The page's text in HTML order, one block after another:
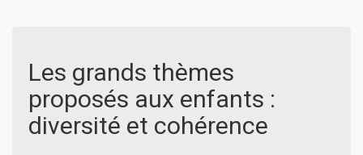
Les grands thèmes
proposés aux enfants :
diversité et cohérence